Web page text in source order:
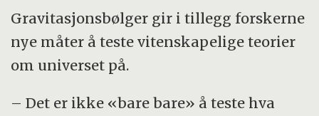
Gravitasjonsbølger gir i tillegg forskerne
nye måter å teste vitenskapelige teorier
om universet på.
– Det er ikke «bare bare» å teste hva